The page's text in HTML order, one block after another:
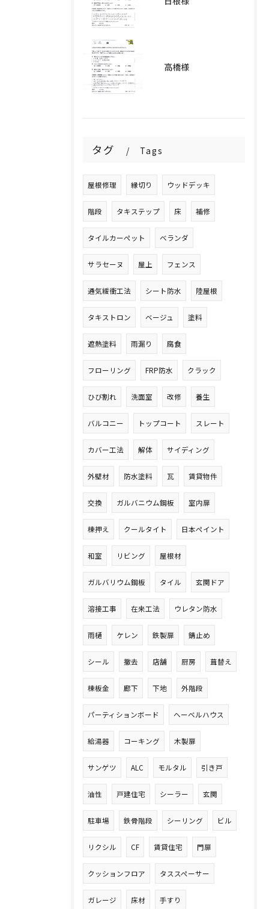
高橋様
タグ Tags
屋根修理 縁切り ウッドデッキ
階段 タキステップ 床 補修
タイルカーペット ベランダ
サラセーヌ 屋上 フェンス
通気緩衝工法 シート防水 陸屋根
タキストロン ベージュ 塗料
遮熱塗料 雨漏り 腐食
フローリング FRP防水 クラック
ひび割れ 洗面室 改修 養生
バルコニー トップコート スレート
カバー工法 解体 サイディング
外壁材 防水塗料 瓦 賃貸物件
交換 ガルバニウム鋼板 室内扉
棟押え クールタイト 日本ペイント
和室 リビング 屋根材
ガルバリウム鋼板 タイル 玄関ドア
溶接工事 在来工法 ウレタン防水
雨樋 ケレン 鉄製扉 錆止め
シール 撤去 店舗 厨房 葺替え
棟板金 廊下 下地 外階段
パーティションボード ヘーベルハウス
給湯器 コーキング 木製扉
サンゲツ ALC モルタル 引き戸
油性 戸建住宅 シーラー 玄関
駐車場 鉄骨階段 シーリング ビル
リクシル CF 賃貸住宅 門扉
クッションフロア タススペーサー
ガレージ 床材 手すり